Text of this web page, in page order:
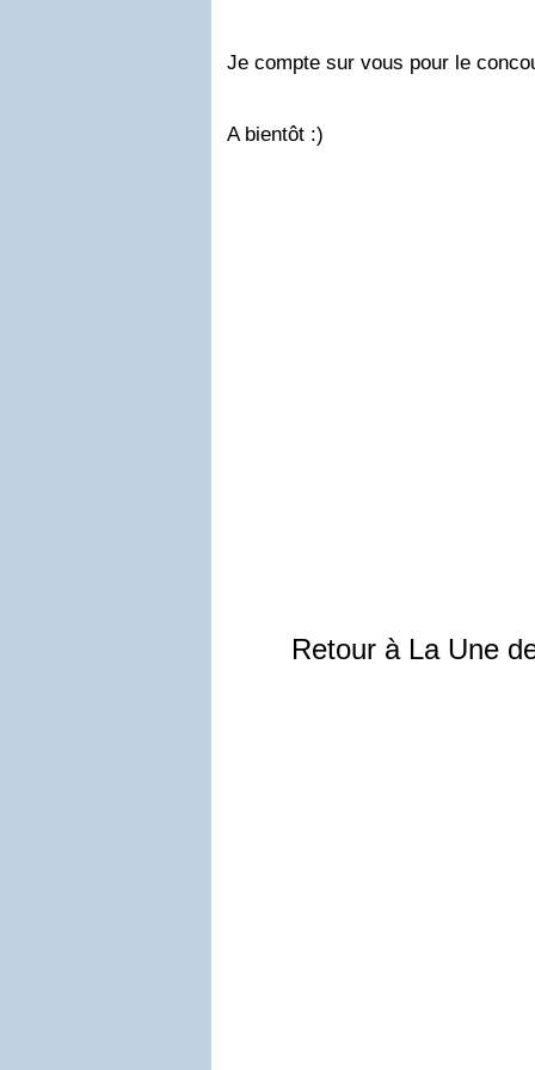
Je compte sur vous pour le
A bientôt :)
Retour à La Une